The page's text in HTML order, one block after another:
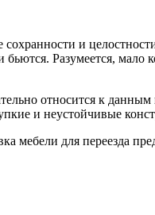
и
Разумеется, мало
относится к
и неустойчивые
мебели для переезда